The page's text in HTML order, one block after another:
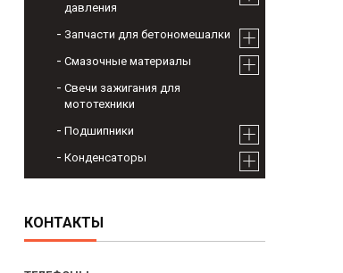
давления
Запчасти для бетономешалки
Смазочные материалы
Свечи зажигания для
мототехники
Подшипники
Конденсаторы
КОНТАКТЫ